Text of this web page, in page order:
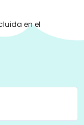
en el